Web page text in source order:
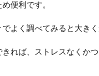
便利です。
よく調べてみると大きく
れば、ストレスなくか